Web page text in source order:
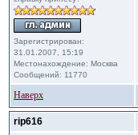
Зарегистрирован:
31.01.2007, 15:19
Местонахождение: Москва
Сообщений: 11770
Наверх
rip616